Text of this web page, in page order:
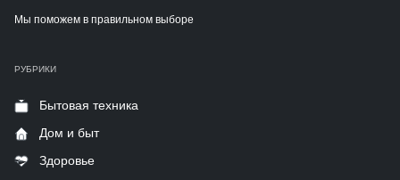
Мы поможем в правильном выборе
РУБРИКИ
Бытовая техника
Дом и быт
Здоровье